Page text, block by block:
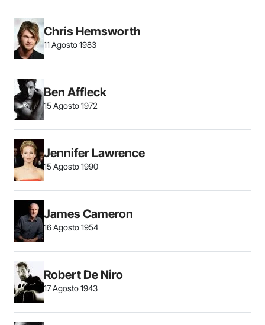
Chris Hemsworth
11 Agosto 1983
Ben Affleck
15 Agosto 1972
Jennifer Lawrence
15 Agosto 1990
James Cameron
16 Agosto 1954
Robert De Niro
17 Agosto 1943